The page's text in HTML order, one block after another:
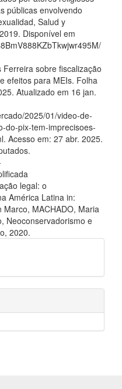
públicas envolvendo
Salud y
Disponível em
sobre fiscalização
efeitos para MEIs. Folha
Atualizado em 16 jan.
2025/01/video-de-
do-pix-tem-imprecisoes-
Acesso em: 27 abr. 2025.
legal: o
América Latina in:
Marco, MACHADO, Maria
Neoconservadorismo e
2020.